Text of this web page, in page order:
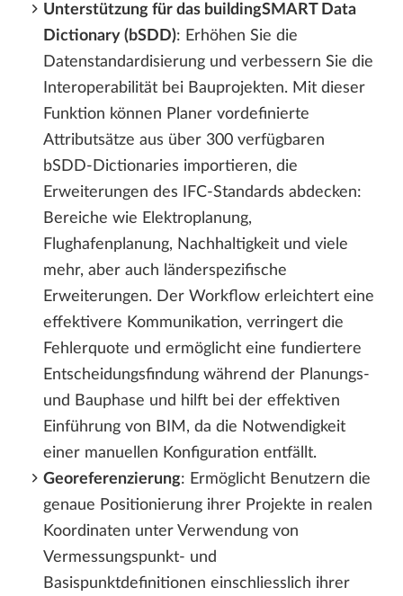
Unterstützung für das buildingSMART Data
Dictionary (bSDD): Erhöhen Sie die
Datenstandardisierung und verbessern Sie die
Interoperabilität bei Bauprojekten. Mit dieser
Funktion können Planer vordefinierte
Attributsätze aus über 300 verfügbaren
bSDD-Dictionaries importieren, die
Erweiterungen des IFC-Standards abdecken:
Bereiche wie Elektroplanung,
Flughafenplanung, Nachhaltigkeit und viele
mehr, aber auch länderspezifische
Erweiterungen. Der Workflow erleichtert eine
effektivere Kommunikation, verringert die
Fehlerquote und ermöglicht eine fundiertere
Entscheidungsfindung während der Planungs-
und Bauphase und hilft bei der effektiven
Einführung von BIM, da die Notwendigkeit
einer manuellen Konfiguration entfällt.
Georeferenzierung: Ermöglicht Benutzern die
genaue Positionierung ihrer Projekte in realen
Koordinaten unter Verwendung von
Vermessungspunkt- und
Basispunktdefinitionen einschliesslich ihrer